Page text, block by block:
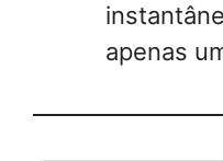
apenas